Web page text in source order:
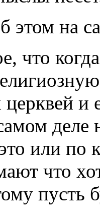
этом на
что
и
деле
или по
что
пусть